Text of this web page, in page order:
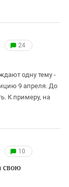
24
одну тему -
9 апреля. До
К примеру, на
10
свою